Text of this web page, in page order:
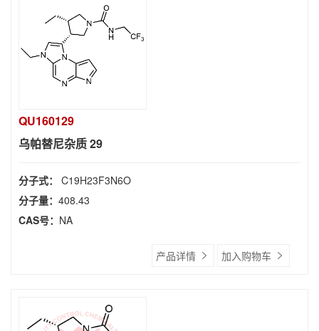
QU160129
乌帕替尼杂质 29
分子式： C19H23F3N6O
分子量： 408.43
CAS号： NA
产品详情 加入购物车